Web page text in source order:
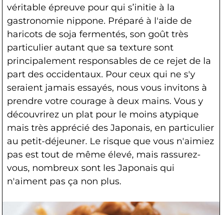
véritable épreuve pour qui s’initie à la
gastronomie nippone. Préparé à l'aide de
haricots de soja fermentés, son goût très
particulier autant que sa texture sont
principalement responsables de ce rejet de la
part des occidentaux. Pour ceux qui ne s'y
seraient jamais essayés, nous vous invitons à
prendre votre courage à deux mains. Vous y
découvrirez un plat pour le moins atypique
mais très apprécié des Japonais, en particulier
au petit-déjeuner. Le risque que vous n'aimiez
pas est tout de même élevé, mais rassurez-
vous, nombreux sont les Japonais qui
n'aiment pas ça non plus.